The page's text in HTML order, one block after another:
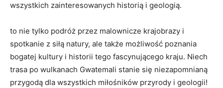
wszystkich zainteresowanych ‌historią ​i geologią.
to nie tylko⁢ podróż przez malownicze krajobrazy⁤ i
spotkanie z siłą natury, ale także możliwość ⁤poznania
⁤bogatej kultury i historii⁤ tego fascynującego kraju. Niech
‍trasa po wulkanach Gwatemali stanie ​się niezapomnianą
przygodą dla ⁤wszystkich miłośników przyrody i geologii!